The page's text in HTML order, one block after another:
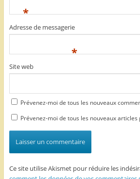
*
Adresse de messagerie
*
Site web
Prévenez-moi de tous les nouveaux
Prévenez-moi de tous les nouveaux articles
Ce site utilise Akismet pour réduire les